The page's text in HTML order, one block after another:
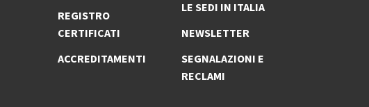
REGISTRO
CERTIFICATI
ACCREDITAMENTI
LE SEDI IN ITALIA
NEWSLETTER
SEGNALAZIONI E
RECLAMI